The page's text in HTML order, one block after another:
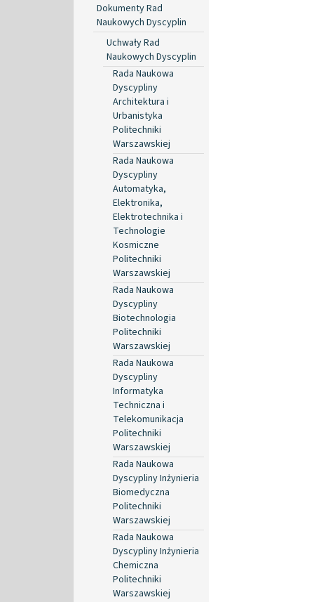
Dokumenty Rad
Naukowych Dyscyplin
Uchwały Rad
Naukowych Dyscyplin
Rada Naukowa
Dyscypliny
Architektura i
Urbanistyka
Politechniki
Warszawskiej
Rada Naukowa
Dyscypliny
Automatyka,
Elektronika,
Elektrotechnika i
Technologie
Kosmiczne
Politechniki
Warszawskiej
Rada Naukowa
Dyscypliny
Biotechnologia
Politechniki
Warszawskiej
Rada Naukowa
Dyscypliny
Informatyka
Techniczna i
Telekomunikacja
Politechniki
Warszawskiej
Rada Naukowa
Dyscypliny Inżynieria
Biomedyczna
Politechniki
Warszawskiej
Rada Naukowa
Dyscypliny Inżynieria
Chemiczna
Politechniki
Warszawskiej